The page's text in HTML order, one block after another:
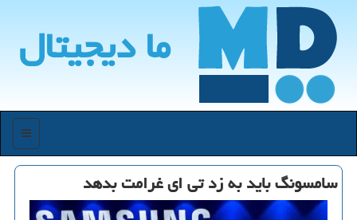
ما دیجیتال
منو
سامسونگ باید به زد تی ای غرامت بدهد